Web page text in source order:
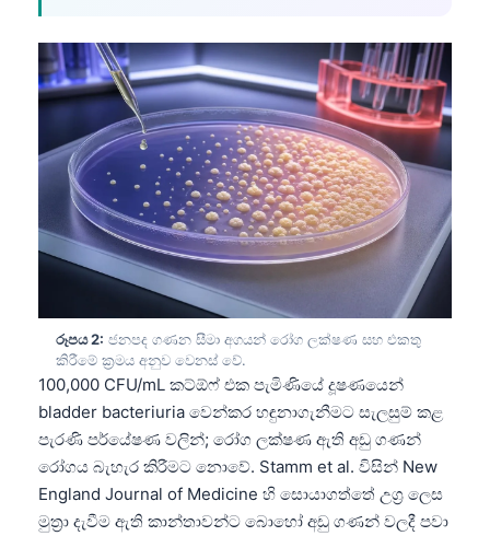
රූපය 2: ජනපද ගණන සීමා අගයන් රෝග ලක්ෂණ සහ එකතු
කිරීමේ ක්‍රමය අනුව වෙනස් වේ.
100,000 CFU/mL කට්ඕෆ් එක පැමිණියේ දූෂණයෙන්
bladder bacteriuria වෙන්කර හඳුනාගැනීමට සැලසුම් කළ
පැරණි පර්යේෂණ වලින්; රෝග ලක්ෂණ ඇති අඩු ගණන්
රෝගය බැහැර කිරීමට නොවේ. Stamm et al. විසින් New
England Journal of Medicine හි සොයාගත්තේ උග්‍ර ලෙස
මුත්‍රා දැවීම ඇති කාන්තාවන්ට බොහෝ අඩු ගණන් වලදී පවා